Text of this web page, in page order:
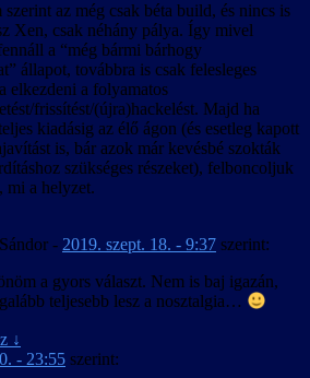
szerint az még csak béta build, és nincs is
Xen, csak néhány pálya. Így mivel
a “még bármi bárhogy
állapot, továbbra is csak felesleges
elkezdeni a folyamatos
frissítést/(újra)hackelést. Majd ha
kiadásig az élő ágon (és esetleg kapott
is, bár azok már kevésbé szokták
szükséges részeket), felboncoljuk
mi a helyzet.
- 2019. szept. 18. - 9:37 szerint:
a gyors választ. Nem is baj igazán,
teljesebb lesz a nosztalgia…
↓
- 23:55 szerint: